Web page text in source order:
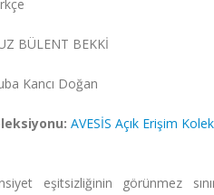
BÜLENT BEKKİ
Kancı Doğan
AVESİS Açık Erişim
eşitsizliğinin görünmez